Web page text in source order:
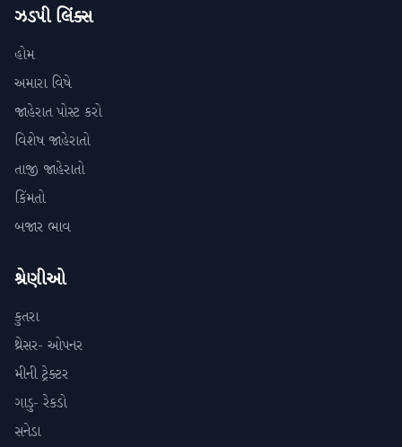
ઝડપી લિંક્સ
હોમ
અમારા વિષે
જાહેરાત પોસ્ટ કરો
વિશેષ જાહેરાતો
તાજી જાહેરાતો
કિંમતો
બજાર ભાવ
શ્રેણીઓ
કુતરા
થ્રેસર- ઓપનર
મીની ટ્રેક્ટર
ગાડુ- રેકડો
સનેડા